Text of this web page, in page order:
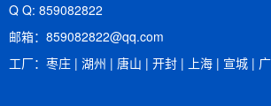
Q Q: 859082822
邮箱：​859082822@qq.com
工厂：枣庄 | 湖州 | 唐山 | 开封 | 上海 | 宣城 |